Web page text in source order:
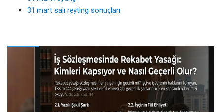
31 mart salı reyting sonuçları